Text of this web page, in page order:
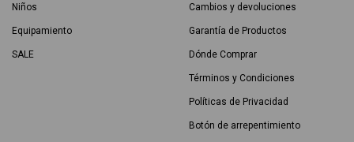
Niños
Equipamiento
SALE
Cambios y devoluciones
Garantía de Productos
Dónde Comprar
Términos y Condiciones
Políticas de Privacidad
Botón de arrepentimiento